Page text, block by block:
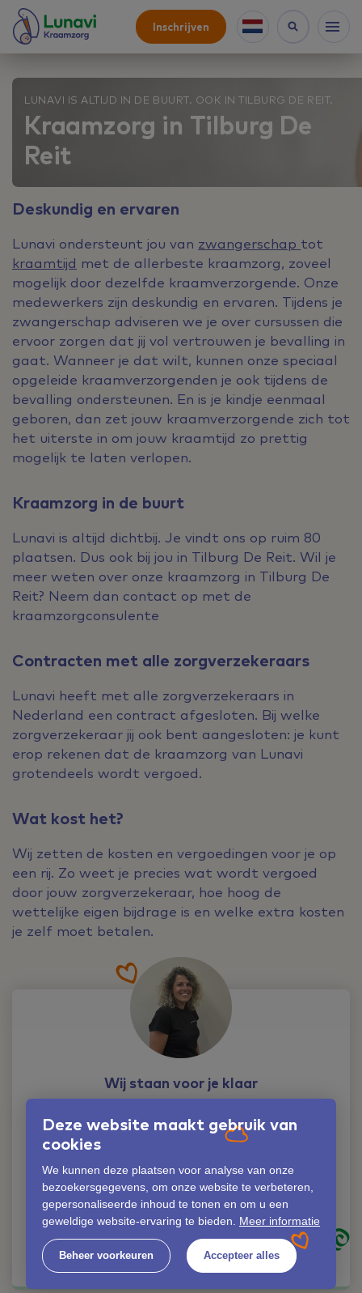
Deze website maakt gebruik van
cookies
We kunnen deze plaatsen voor analyse van onze
bezoekersgegevens, om onze website te verbeteren,
gepersonaliseerde inhoud te tonen en om u een
geweldige website-ervaring te bieden. Meer informatie
Beheer voorkeuren Accepteer alles
Inschrijven
LUNAVI IS ALTIJD IN DE BUURT. OOK IN TILBURG DE REIT.
Kraamzorg in Tilburg De
Reit
Deskundig en ervaren
Lunavi ondersteunt jou van zwangerschap tot
kraamtijd met de allerbeste kraamzorg, zoveel
mogelijk door dezelfde kraamverzorgende. Onze
medewerkers zijn deskundig en ervaren. Tijdens je
zwangerschap adviseren we je over cursussen die
ervoor zorgen dat jij vol vertrouwen je bevalling in
gaat. Wanneer je dat wilt, kunnen onze speciaal
opgeleide kraamverzorgenden je ook tijdens de
bevalling ondersteunen. En is je kindje eenmaal
geboren, dan zet jouw kraamverzorgende zich tot
het uiterste in om jouw kraamtijd zo prettig
mogelijk te laten verlopen.
Kraamzorg in de buurt
Lunavi is altijd dichtbij. Je vindt ons op ruim 80
plaatsen. Dus ook bij jou in Tilburg De Reit. Wil je
meer weten over onze kraamzorg in Tilburg De
Reit? Neem dan contact op met de
kraamzorgconsulente
Contracten met alle zorgverzekeraars
Lunavi heeft met alle zorgverzekeraars in
Nederland een contract afgesloten. Bij welke
zorgverzekeraar jij ook bent aangesloten: je kunt
erop rekenen dat de kraamzorg van Lunavi
grotendeels wordt vergoed.
Wat kost het?
Wij zetten de kosten en vergoedingen voor je op
een rij. Zo weet je precies wat wordt vergoed
door jouw zorgverzekeraar, hoe hoog de
wettelijke eigen bijdrage is en welke extra kosten
je zelf moet betalen.
Wij staan voor je klaar
persoonlijk spreken?
Dorette Boelhouwers
06-83507421
dorette. boelhouwers@lunavi.nl
Kom in contact